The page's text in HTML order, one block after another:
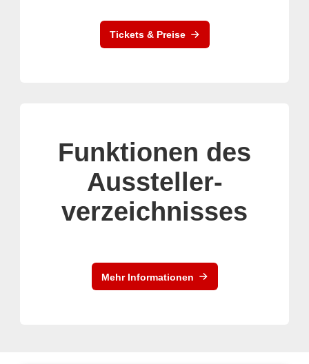
Tickets & Preise
Funktionen des
Aussteller-
verzeichnisses
Mehr Informationen